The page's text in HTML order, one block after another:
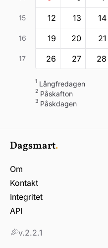
15 12 13 14
16 19 20 21
17 26 27 28
1 långfredagen
2 påskafton
3 påskdagen
Dagsmart.
Om
Kontakt
Integritet
API
v.2.2.1